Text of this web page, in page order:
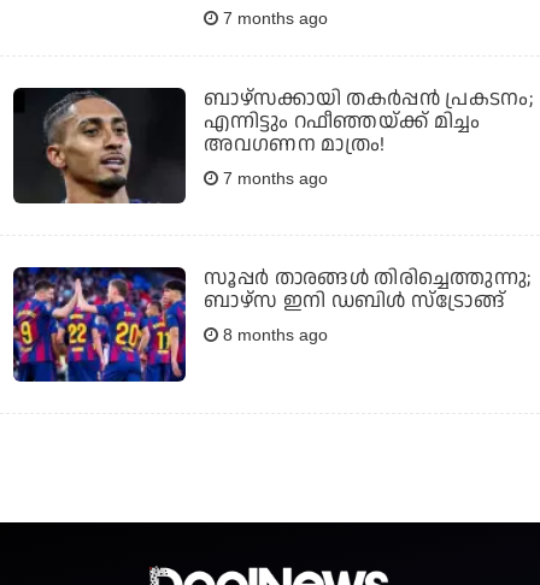
7 months ago
ബാഴ്‌സക്കായി തകര്‍പ്പന്‍ പ്രകടനം;
എന്നിട്ടും റഫീഞ്ഞയ്ക്ക് മിച്ചം
അവഗണന മാത്രം!
7 months ago
സൂപ്പര്‍ താരങ്ങള്‍ തിരിച്ചെത്തുന്നു;
ബാഴ്സ ഇനി ഡബിള്‍ സ്‌ട്രോങ്ങ്
8 months ago